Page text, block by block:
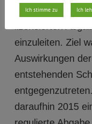
Abgabe von
einzuleiten. Ziel
Auswirkungen
entstehenden
daraufhin 2015
Ich stimme zu Ich